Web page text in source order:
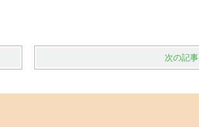
次の記事